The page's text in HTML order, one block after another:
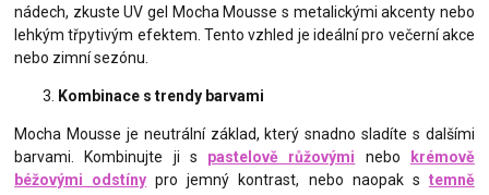
nádech, zkuste UV gel Mocha Mousse s metalickými akcenty nebo
lehkým třpytivým efektem. Tento vzhled je ideální pro večerní akce
nebo zimní sezónu.
Kombinace s trendy barvami
Mocha Mousse je neutrální základ, který snadno sladíte s dalšími
barvami. Kombinujte ji s pastelově růžovými nebo
krémově
béžovými odstíny pro jemný kontrast, nebo naopak s temně